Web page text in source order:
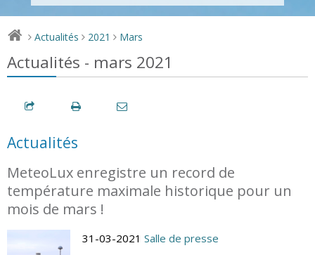
> Actualités > 2021 > Mars
Actualités - mars 2021
Actualités
MeteoLux enregistre un record de
température maximale historique pour un
mois de mars !
31-03-2021 Salle de presse